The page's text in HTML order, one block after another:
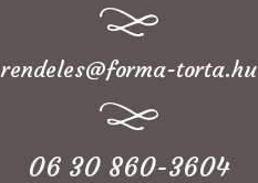
rendeles@forma-torta.hu
06 30 860-3604